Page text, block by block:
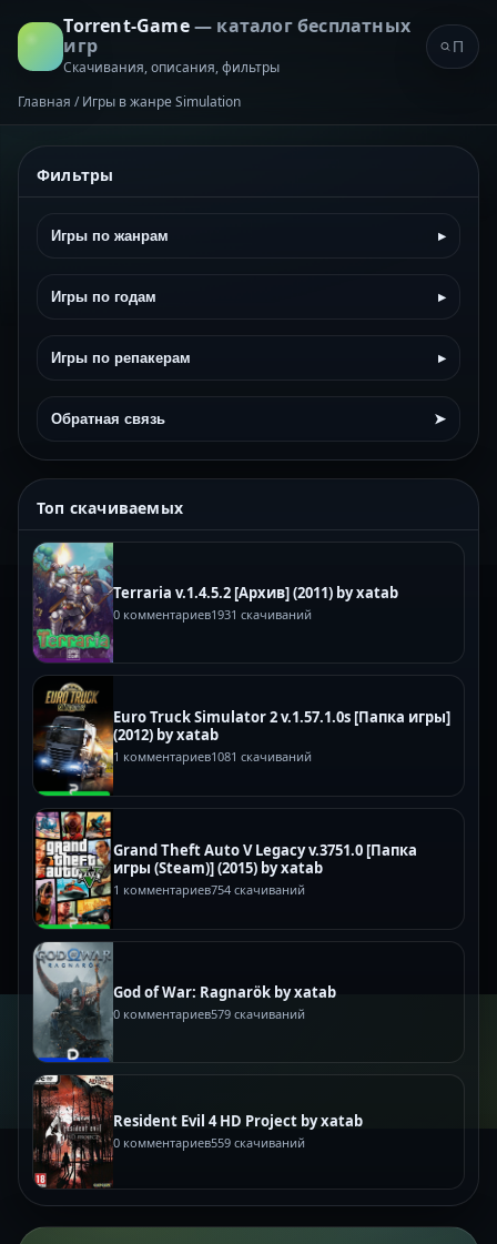
Torrent-Game— каталог бесплатных
игр
Скачивания, описания, фильтры
Главная / Игры в жанре Simulation
Фильтры
Игры по жанрам ▸
Игры по годам ▸
Игры по репакерам ▸
Обратная связь ➤
Топ скачиваемых
Terraria v.1.4.5.2 [Архив] (2011) by xatab
0 комментариев1931 скачиваний
Euro Truck Simulator 2 v.1.57.1.0s [Папка игры]
(2012) by xatab
1 комментариев1081 скачиваний
Grand Theft Auto V Legacy v.3751.0 [Папка
игры (Steam)] (2015) by xatab
1 комментариев754 скачиваний
God of War: Ragnarök by xatab
0 комментариев579 скачиваний
Resident Evil 4 HD Project by xatab
0 комментариев559 скачиваний